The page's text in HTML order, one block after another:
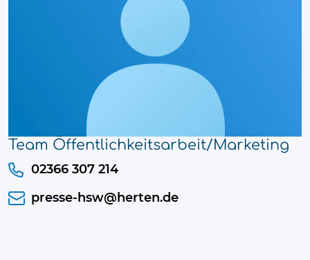
Team Öffentlichkeitsarbeit/Marketing
02366 307 214
presse-hsw@herten.de